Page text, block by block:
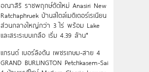
อณาสิริ ราชพฤกษ์ตัดใหม่ Anasiri New
Ratchaphruek บ้านสไตล์เมดิเตอร์เรเนียน
ส่วนกลางใหญ่กว่า 3 ไร่ พร้อม Lake
และสระระบบเกลือ เริ่ม 4.39 ล้าน*
แกรนด์ เบอร์ลิงตัน เพชรเกษม-สาย 4
GRAND BURLINGTON Petchkasem-Sai